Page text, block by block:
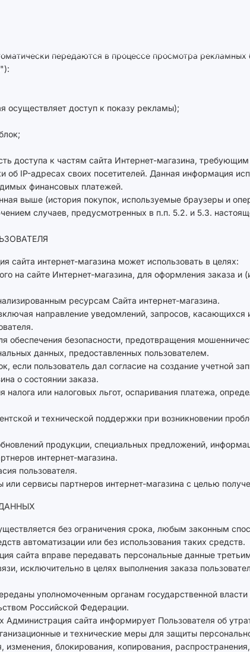
передаются в процессе просмотра рекламных
осуществляет доступ к показу рекламы);
доступа к частям сайта Интернет-магазина, требующим
об IP-адресах своих посетителей. Данная информация
финансовых платежей.
выше (история покупок, используемые браузеры и
случаев, предусмотренных в п.п. 5.2. и 5.3.
сайта интернет-магазина может использовать в целях:
на сайте Интернет-магазина, для оформления заказа
ресурсам Сайта интернет-магазина.
направление уведомлений, запросов, касающихся
обеспечения безопасности, предотвращения
данных, предоставленных пользователем.
если пользователь дал согласие на создание учетной
о состоянии заказа.
или налоговых льгот, оспаривания платежа,
и технической поддержки при возникновении
продукции, специальных предложений,
интернет-магазина.
пользователя.
сервисы партнеров интернет-магазина с целью
без ограничения срока, любым законным
автоматизации или без использования таких средств.
сайта вправе передавать персональные данные
исключительно в целях выполнения заказа
уполномоченным органам государственной
Российской Федерации.
сайта информирует Пользователя об
и технические меры для защиты
изменения, блокирования, копирования,